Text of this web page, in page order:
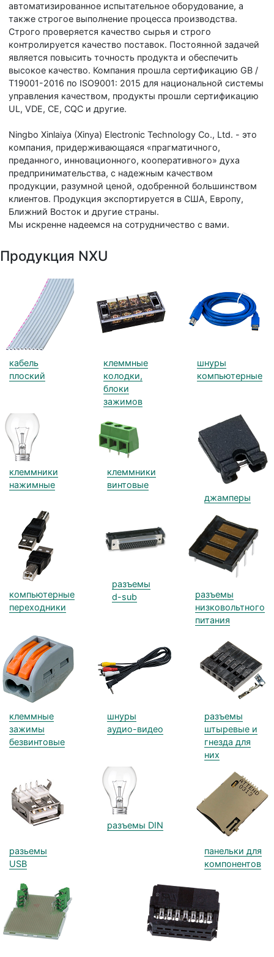
автоматизированное испытательное оборудование, а
также строгое выполнение процесса производства.
Строго проверяется качество сырья и строго
контролируется качество поставок. Постоянной задачей
является повысить точность продукта и обеспечить
высокое качество. Компания прошла сертификацию GB /
T19001-2016 по ISO9001: 2015 для национальной системы
управления качеством, продукты прошли сертификацию
UL, VDE, CE, CQC и другие.
Ningbo Xinlaiya (Xinya) Electronic Technology Co., Ltd. - это
компания, придерживающаяся «прагматичного,
преданного, инновационного, кооперативного» духа
предпринимательства, с надежным качеством
продукции, разумной ценой, одобренной большинством
клиентов. Продукция экспортируется в США, Европу,
Ближний Восток и другие страны.
Мы искренне надеемся на сотрудничество с вами.
Продукция NXU
кабель
плоский
клеммные
колодки,
блоки
зажимов
шнуры
компьютерные
клеммники
нажимные
клеммники
винтовые
джамперы
компьютерные
переходники
разъемы
d-sub
разъемы
низковольтного
питания
клеммные
зажимы
безвинтовые
шнуры
аудио-видео
разъемы
штыревые и
гнезда для
них
разьемы
USB
разъемы DIN
панельки для
компонентов